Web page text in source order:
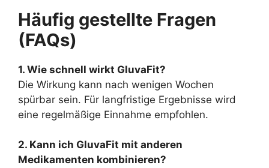
Häufig gestellte Fragen
(FAQs)
1. Wie schnell wirkt GluvaFit?
Die Wirkung kann nach wenigen Wochen
spürbar sein. Für langfristige Ergebnisse wird
eine regelmäßige Einnahme empfohlen.
2. Kann ich GluvaFit mit anderen
Medikamenten kombinieren?